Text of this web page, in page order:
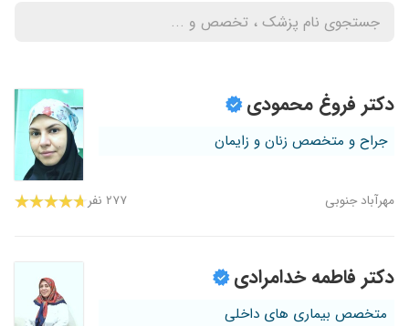
دکتر فروغ محمودی
جراح و متخصص زنان و زایمان
مهرآباد جنوبی ۲۷۷ نفر
دکتر فاطمه خدامرادی
متخصص بیماری های داخلی